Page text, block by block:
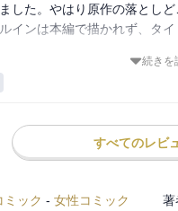
った後日談で、更なるめで
ってまだだというのに。
でたい話で終わってよかった
した。やはり原作の落とし
インは本編で描かれず、タ
愛いなあ(そこか)。
続きを
すべてのレビ
ミック - 女性コミック 著